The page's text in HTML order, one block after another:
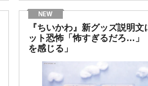
『ちいかわ』新グッズ説明文
ット恐怖「怖すぎるだろ…」
を感じる」